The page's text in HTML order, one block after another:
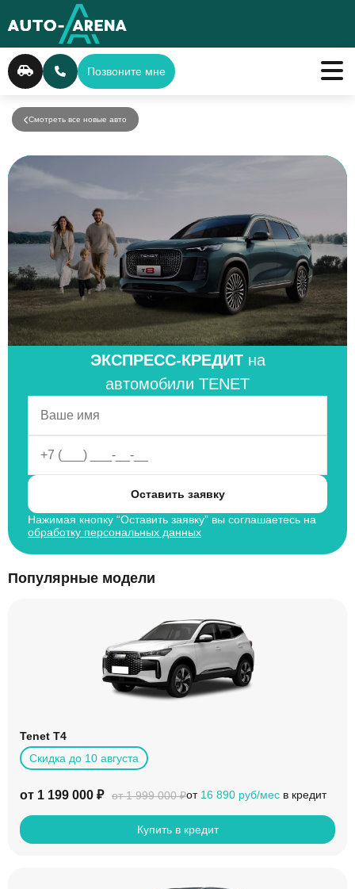
Позвоните мне
Смотреть все новые авто
ЭКСПРЕСС-КРЕДИТ на
автомобили TENET
Оставить заявку
Нажимая кнопку “Оставить заявку” вы соглашаетесь на
обработку персональных данных
Популярные модели
Tenet T4
Скидка до 10 августа
от 1 199 000 ₽ от 1 999 000 ₽от 16 890 руб/мес в кредит
Купить в кредит